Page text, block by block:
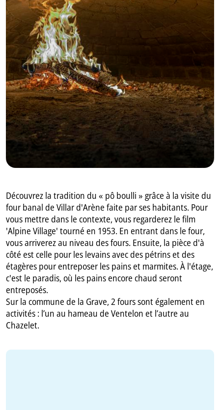
IT
Découvrez la tradition du « pô boulli » grâce à la visite du
four banal de Villar d'Arène faite par ses habitants. Pour
vous mettre dans le contexte, vous regarderez le film
'Alpine Village' tourné en 1953. En entrant dans le four,
vous arriverez au niveau des fours. Ensuite, la pièce d'à
côté est celle pour les levains avec des pétrins et des
étagères pour entreposer les pains et marmites. À l'étage,
c'est le paradis, où les pains encore chaud seront
entreposés.
Sur la commune de la Grave, 2 fours sont également en
activités : l’un au hameau de Ventelon et l’autre au
Chazelet.